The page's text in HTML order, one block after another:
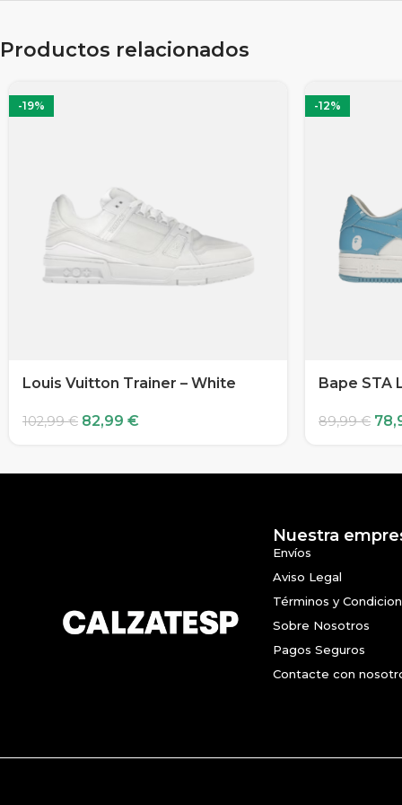
Productos relacionados
-19%
Louis Vuitton Trainer – White
102,99€ 82,99 €
-12%
Bape STA
89,99€
Nuestra
Envíos
Aviso Legal
Términos y
Sobre Nosotros
Pagos Seguros
Contacte con